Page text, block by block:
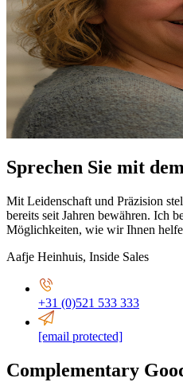
Sprechen Sie mit
Mit Leidenschaft und Präzision
bereits seit Jahren bewähren. Ich
Möglichkeiten, wie wir Ihnen
Aafje Heinhuis, Inside Sales
+31 (0)521 533 333
[email protected]
Complementary